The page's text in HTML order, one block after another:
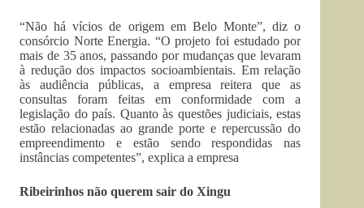
“Não há vícios de origem em Belo Monte”, diz o
consórcio Norte Energia. “O projeto foi estudado por
mais de 35 anos, passando por mudanças que levaram
à redução dos impactos socioambientais. Em relação
às audiência públicas, a empresa reitera que as
consultas foram feitas em conformidade com a
legislação do país. Quanto às questões judiciais, estas
estão relacionadas ao grande porte e repercussão do
empreendimento e estão sendo respondidas nas
instâncias competentes”, explica a empresa
Ribeirinhos não querem sair do Xingu